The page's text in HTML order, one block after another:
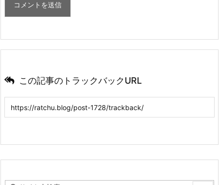
この記事のトラックバックURL